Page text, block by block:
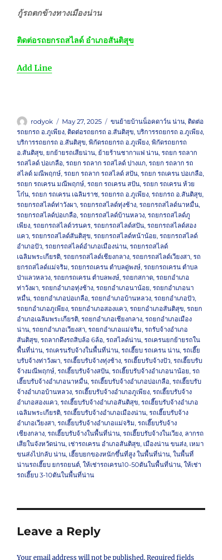
กู้รถตกข้างทางเมืองน่าน
ติดต่อรถยกรถสไลด์ อำเภอสันติสุข
Add Line
Author
rodyok
Posted
on
May 27, 2025 Tags
ขนย้ายบ้านน็อคดาว์น น่าน, ติดต่อ
รถยกรถ อ.ภูเพียง, ติดต่อรถยกรถ อ.สันติสุข,บริการรถยกรถ อ.ภูเพียง,
บริการรถยกรถ อ.สันติสุข,พิกัดรถยกรถ อ.ภูเพียง,พิกัดรถยกรถ
อ.สันติสุข, ยกย้ายรถเสียน่าน, ย้ายร้านชากาแฟ น่าน,รถยก รถลาก
รถสไลด์ บ่อเกลือ,รถยก รถลาก รถสไลด์ ปางแก,รถยก รถลาก รถ
สไลด์ มณีพฤกษ์,รถยก รถลาก รถสไลด์ สปัน,รถยก รถเครน บ่อเกลือ,
รถยก รถเครน มณีพฤกษ์,รถยก รถเครน สปัน,รถยก รถเครน ห้วย
โก๋น,รถยก รถเครน เฉลิมราช,รถยกรถ อ.ภูเพียง,รถยกรถ อ.สันติสุข,
รถยกรถสไลด์ท่าวังผา,รถยกรถสไลด์ทุ่งช้าง,รถยกรถสไลด์นาหมื่น,
รถยกรถสไลด์บ่อเกลือ,รถยกรถสไลด์บ้านหลวง,รถยกรถสไลด์ภู
เพียง,รถยกรถสไลด์วรนคร,รถยกรถสไลด์สปัน,รถยกรถสไลด์สอง
แคว,รถยกรถสไลด์สันติสุข,รถยกรถสไลด์หน้าน้อย,รถยกรถสไลด์
อำเภอปัว,รถยกรถสไลด์อำเภอเมืองน่าน,รถยกรถสไลด์
เฉลิมพระเกียรติ,รถยกรถสไลด์เชียงกลาง,รถยกรถสไลด์เวียงสา,รถ
ยกรถสไลด์แม่จริม,รถยกรถเครน ตำบลดู่พงษ์,รถยกรถเครน ตำบล
ป่าแลวหลวง,รถยกรถเครน ตำบลพงษ์,รถยกสกาด,รถยกอำเภอ
ท่าวังผา,รถยกอำเภอทุ่งช้าง,รถยกอำเภอนาน้อย,รถยกอำเภอนา
หมื่น,รถยกอำเภอบ่อเกลือ,รถยกอำเภอบ้านหลวง,รถยกอำเภอปัว,
รถยกอำเภอภูเพียง,รถยกอำเภอสองแคว,รถยกอำเภอสันติสุข,รถยก
อำเภอเฉลิมพระเกียรติ,รถยกอำเภอเชียงกลาง,รถยกอำเภอเมือง
น่าน,รถยกอำเภอเวียงสา,รถยกอำเภอแม่จริม,รถรับจ้างอำเภอ
สันติสุข,รถลากดึงรถสิบล้อ 6ล้อ,รถสไลด์น่าน,รถเครนยกย้ายรถใน
พื้นที่น่าน,รถเครนรับจ้างในพื้นที่น่าน,รถเฮี๊ยบ รถเครน น่าน,รถเฮี๊ย
บรับจ้างท่าวังผา,รถเฮี๊ยบรับจ้างทุ่งช้าง,รถเฮี๊ยบรับจ้างปัว,รถเฮี๊ยบรับ
จ้างมณีพฤกษ์,รถเฮี๊ยบรับจ้างสปัน,รถเฮี๊ยบรับจ้างอำเภอนาน้อย,รถ
เฮี๊ยบรับจ้างอำเภอนาหมื่น,รถเฮี๊ยบรับจ้างอำเภอบ่อเกลือ,รถเฮี๊ยบรับ
จ้างอำเภอบ้านหลวง,รถเฮี๊ยบรับจ้างอำเภอภูเพียง,รถเฮี๊ยบรับจ้าง
อำเภอสองแคว,รถเฮี๊ยบรับจ้างอำเภอสันติสุข,รถเฮี๊ยบรับจ้างอำเภอ
เฉลิมพระเกียรติ,รถเฮี๊ยบรับจ้างอำเภอเมืองน่าน,รถเฮี๊ยบรับจ้าง
อำเภอเวียงสา,รถเฮี๊ยบรับจ้างอำเภอแม่จริม,รถเฮี๊ยบรับจ้าง
เชียงกลาง,รถเฮี๊ยบรับจ้างในพื้นที่น่าน,รถเฮี๊ยบรับจ้างในเวียง, ลากรถ
เสียในจังหวัดน่าน, เช่ารถเครน อำเภอสันติสุข, เมืองน่าน ขนส่ง, เหมา
ขนส่งไปกลับ น่าน, เฮี๊ยบยกของหนักขึ้นที่สูง ในพื้นที่น่าน,ในพื้นที่
น่านรถเฮี๊ยบ ยกรถยนต์,ให้เช่ารถเครน10-50ตันในพื้นที่น่าน,ให้เช่า
รถเฮี๊ยบ 3-10ตันในพื้นที่น่าน
Leave a Reply
Your email address will not be published. Required fields